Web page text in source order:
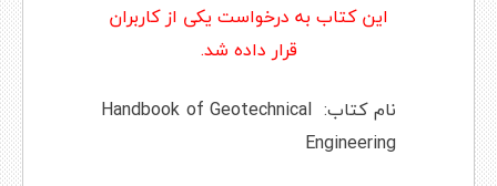
این کتاب به درخواست یکی از کاربران
قرار داده شد.
نام کتاب: Handbook of Geotechnical
Engineering